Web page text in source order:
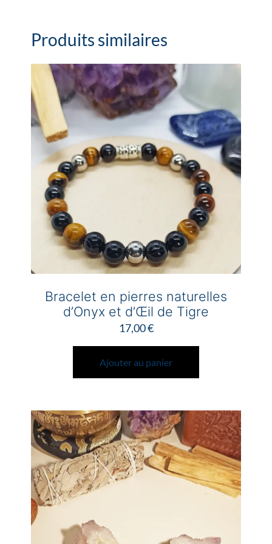
Produits similaires
Bracelet en pierres naturelles
d’Onyx et d’Œil de Tigre
17,00€
Ajouter au panier